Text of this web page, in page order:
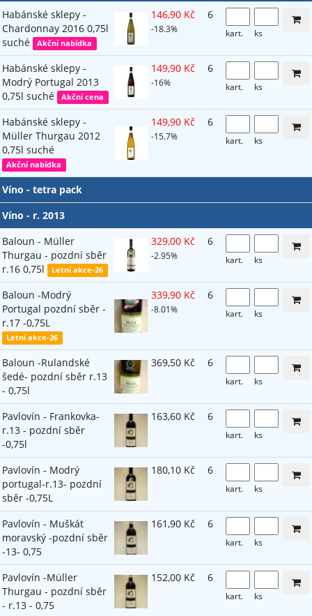
Habánské sklepy -
Chardonnay 2016 0,75l
suché
Akční nabídka
146,90 Kč
-18.3%
6
kart. ks
Habánské sklepy -
Modrý Portugal 2013
0,75l suché
Akční cena
149,90 Kč
-16%
6
kart. ks
Habánské sklepy -
Müller Thurgau 2012
0,75l suché
Akční nabídka
149,90 Kč
-15.7%
6
kart. ks
Víno - tetra pack
Víno - r. 2013
Baloun - Müller
Thurgau - pozdní sběr
r.16 0,75l
Letní akce-26
329,00 Kč
-2.95%
6
kart. ks
Baloun -Modrý
Portugal pozdní sběr -
r.17 -0,75L
Letní akce-26
339,90 Kč
-8.01%
6
kart. ks
Baloun -Rulandské
šedé- pozdní sběr r.13
- 0,75l
369,50 Kč 6
kart. ks
Pavlovín - Frankovka-
r.13 - pozdní sběr
-0,75l
163,60 Kč 6
kart. ks
Pavlovín - Modrý
portugal-r.13- pozdní
sběr -0,75L
180,10 Kč 6
kart. ks
Pavlovín - Muškát
moravský -pozdní sběr
-13- 0,75
161,90 Kč 6
kart. ks
Pavlovín -Müller
Thurgau - pozdní sběr
- r.13 - 0,75
152,00 Kč 6
kart. ks